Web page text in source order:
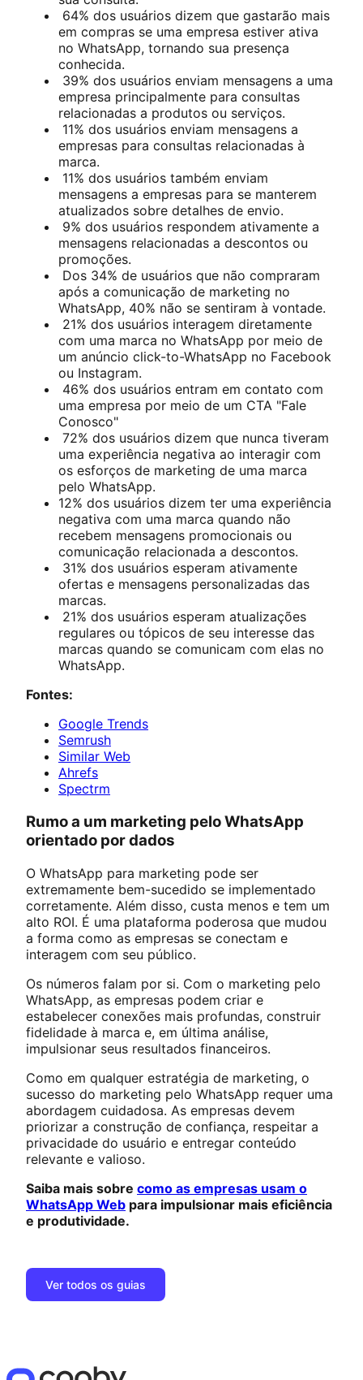
64% dos usuários dizem que gastarão mais
em compras se uma empresa estiver ativa
no WhatsApp, tornando sua presença
conhecida.
39% dos usuários enviam mensagens a uma
empresa principalmente para consultas
relacionadas a produtos ou serviços.
11% dos usuários enviam mensagens a
empresas para consultas relacionadas à
marca.
11% dos usuários também enviam
mensagens a empresas para se manterem
atualizados sobre detalhes de envio.
9% dos usuários respondem ativamente a
mensagens relacionadas a descontos ou
promoções.
Dos 34% de usuários que não compraram
após a comunicação de marketing no
WhatsApp, 40% não se sentiram à vontade.
21% dos usuários interagem diretamente
com uma marca no WhatsApp por meio de
um anúncio click-to-WhatsApp no Facebook
ou Instagram.
46% dos usuários entram em contato com
uma empresa por meio de um CTA "Fale
Conosco"
72% dos usuários dizem que nunca tiveram
uma experiência negativa ao interagir com
os esforços de marketing de uma marca
pelo WhatsApp.
12% dos usuários dizem ter uma experiência
negativa com uma marca quando não
recebem mensagens promocionais ou
comunicação relacionada a descontos.
31% dos usuários esperam ativamente
ofertas e mensagens personalizadas das
marcas.
21% dos usuários esperam atualizações
regulares ou tópicos de seu interesse das
marcas quando se comunicam com elas no
WhatsApp.
Fontes:
Google Trends
Semrush
Similar Web
Ahrefs
Spectrm
Rumo a um marketing pelo WhatsApp
orientado por dados
O WhatsApp para marketing pode ser
extremamente bem-sucedido se implementado
corretamente. Além disso, custa menos e tem um
alto ROI. É uma plataforma poderosa que mudou
a forma como as empresas se conectam e
interagem com seu público.
Os números falam por si. Com o marketing pelo
WhatsApp, as empresas podem criar e
estabelecer conexões mais profundas, construir
fidelidade à marca e, em última análise,
impulsionar seus resultados financeiros.
Como em qualquer estratégia de marketing, o
sucesso do marketing pelo WhatsApp requer uma
abordagem cuidadosa. As empresas devem
priorizar a construção de confiança, respeitar a
privacidade do usuário e entregar conteúdo
relevante e valioso.
Saiba mais sobre como as empresas usam o
WhatsApp Web para impulsionar mais eficiência
e produtividade.
Ver todos os guias